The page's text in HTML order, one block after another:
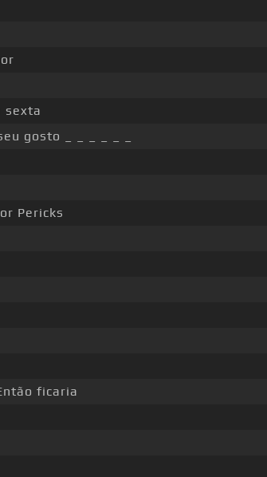
sexta
gosto _ _ _ _ _ _
Pericks
ficaria